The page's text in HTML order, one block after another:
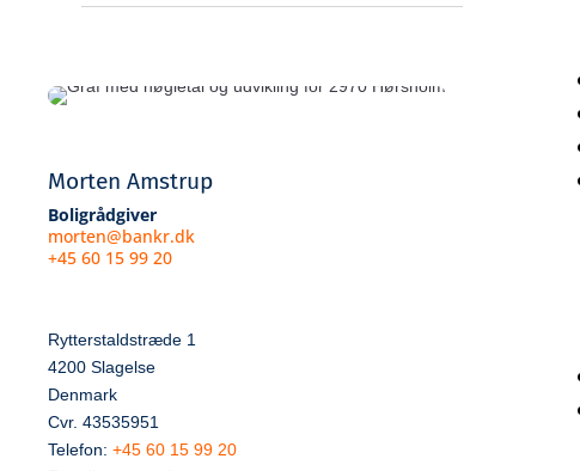
Morten Amstrup
Boligrådgiver
morten@bankr.dk
+45 60 15 99 20
Rytterstaldstræde 1
4200 Slagelse
Denmark
Cvr. 43535951
Telefon:+45 60 15 99 20